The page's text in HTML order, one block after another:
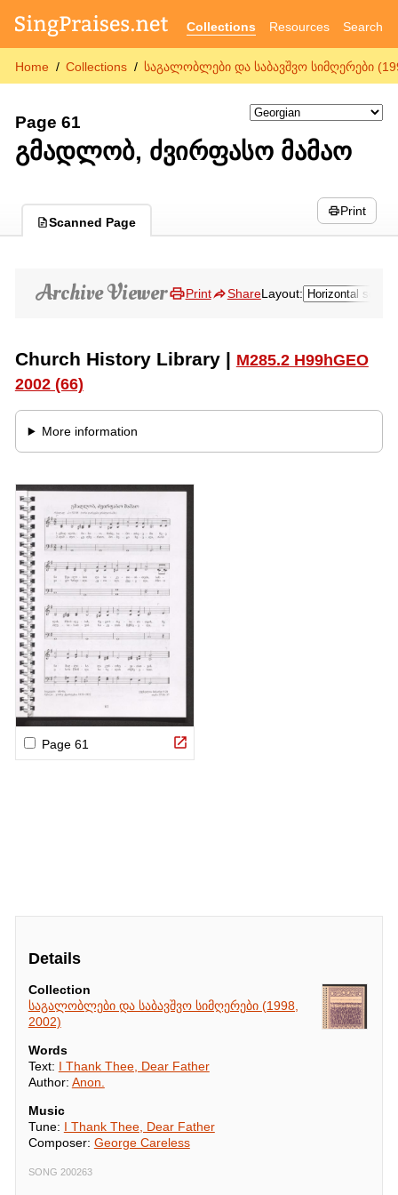
Collections Resources Search
Home Collections საგალობლები და საბავშვო სიმღერები
Page 61
გმადლობ, ძვირფასო მამაო
Scanned Page
Print
Details
Collection
საგალობლები და საბავშვო სიმღერები (1998,
2002)
Words
Text: I Thank Thee, Dear Father
Author: Anon.
Music
Tune: I Thank Thee, Dear Father
Composer: George Careless
SONG 200263